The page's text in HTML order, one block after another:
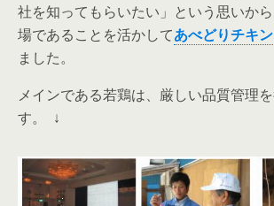
社を知ってもらいたい」という思いか
場であることを活かしてあべどりチキ
ました。
メインである若鶏は、厳しい品質管理
す。 ↓